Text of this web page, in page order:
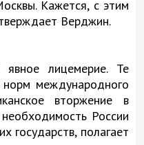
Кажется, с этим
Верджин.
лицемерие. Те
международного
вторжение в
России
государств, полагает